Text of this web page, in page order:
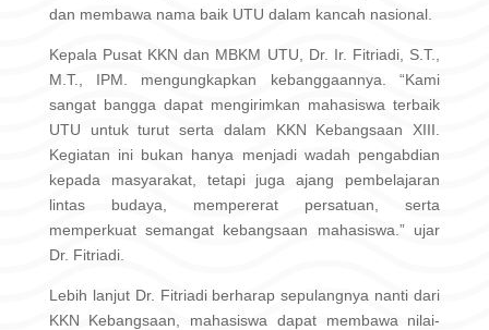
dan membawa nama baik UTU dalam kancah nasional.
Kepala Pusat KKN dan MBKM UTU, Dr. Ir. Fitriadi, S.T.,
M.T., IPM. mengungkapkan kebanggaannya. “Kami
sangat bangga dapat mengirimkan mahasiswa terbaik
UTU untuk turut serta dalam KKN Kebangsaan XIII.
Kegiatan ini bukan hanya menjadi wadah pengabdian
kepada masyarakat, tetapi juga ajang pembelajaran
lintas budaya, mempererat persatuan, serta
memperkuat semangat kebangsaan mahasiswa.” ujar
Dr. Fitriadi.
Lebih lanjut Dr. Fitriadi berharap sepulangnya nanti dari
KKN Kebangsaan, mahasiswa dapat membawa nilai-